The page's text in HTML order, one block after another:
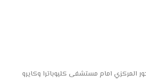
المركزي امام مستشفى كليوباترا وكايرو